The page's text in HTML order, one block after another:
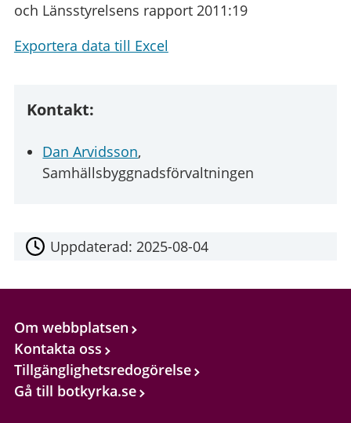
och Länsstyrelsens rapport 2011:19
Exportera data till Excel
Kontakt:
Dan Arvidsson,
Samhällsbyggnadsförvaltningen
Uppdaterad:2025-08-04
Om webbplatsen
Kontakta oss
Tillgänglighetsredogörelse
Gå till botkyrka.se